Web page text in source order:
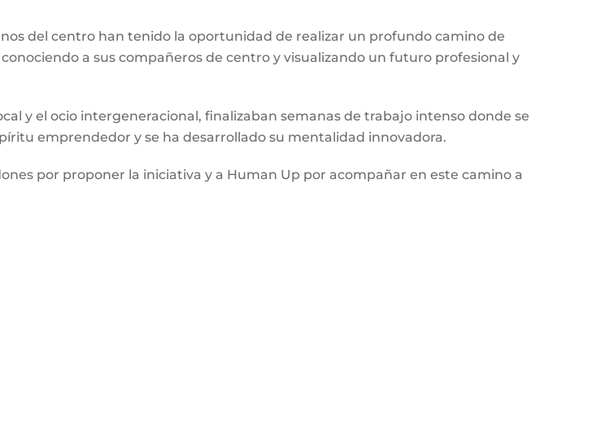
del centro han tenido la oportunidad de realizar un profundo camino de
a sus compañeros de centro y visualizando un futuro profesional y
y el ocio intergeneracional, finalizaban semanas de trabajo intenso donde se
emprendedor y se ha desarrollado su mentalidad innovadora.
por proponer la iniciativa y a Human Up por acompañar en este camino a